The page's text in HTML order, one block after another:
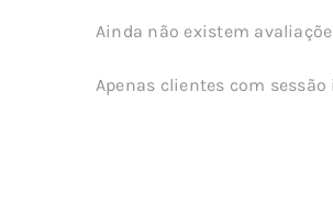
Ainda não existem
Apenas clientes com